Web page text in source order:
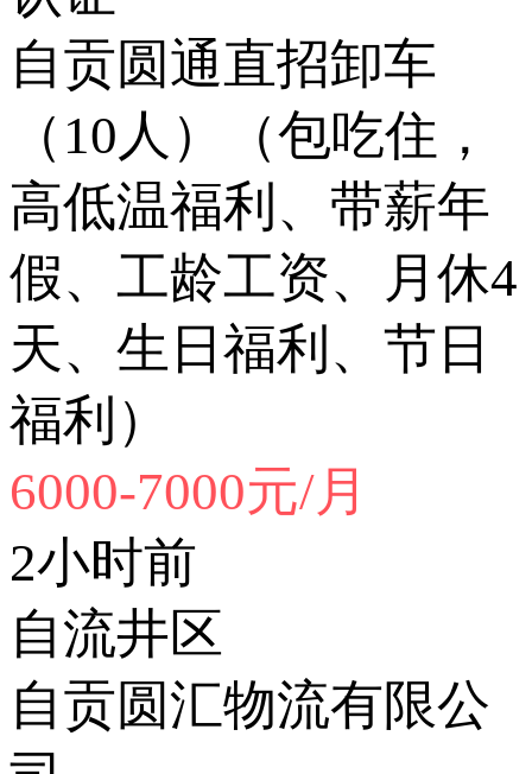
自贡圆通直招卸车
（10人）（包吃住，
高低温福利、带薪年
假、工龄工资、月休4
天、生日福利、节日
福利）
6000-7000元/月
2小时前
自流井区
自贡圆汇物流有限公